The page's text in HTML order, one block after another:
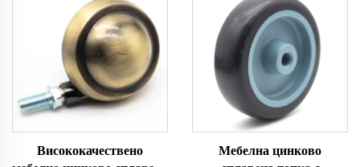
Висококачествено
Мебелна цинково